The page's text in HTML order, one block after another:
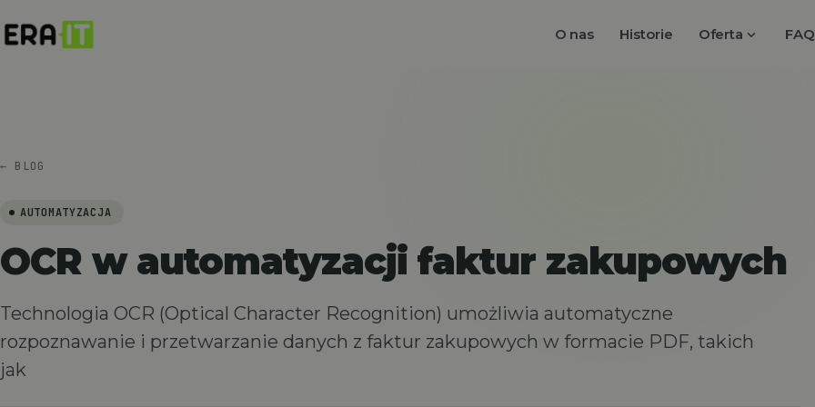
O nas Historie Oferta expand_more FAQ
← BLOG
AUTOMATYZACJA
OCR w automatyzacji faktur zakupowych
Technologia OCR (Optical Character Recognition) umożliwia automatyczne
rozpoznawanie i przetwarzanie danych z faktur zakupowych w formacie PDF, takich
jak